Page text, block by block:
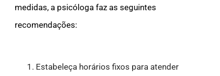
medidas, a psicóloga faz as seguintes
recomendações:
Estabeleça horários fixos para atender